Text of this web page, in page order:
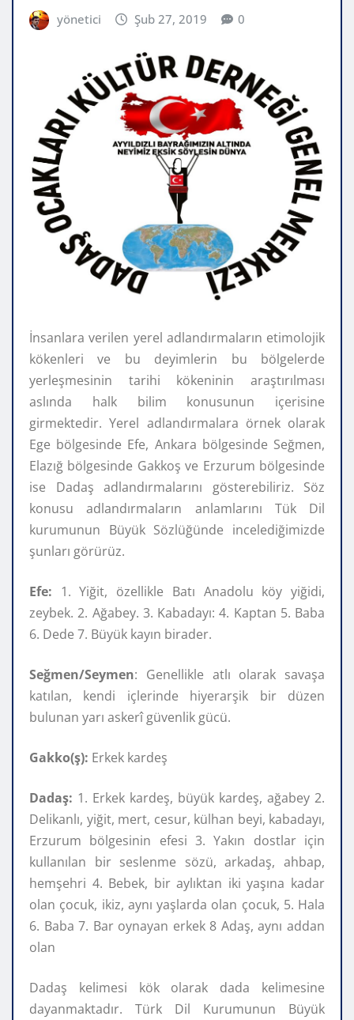
yönetici Şub 27, 2019 0
İnsanlara verilen yerel adlandırmaların etimolojik
kökenleri ve bu deyimlerin bu bölgelerde
yerleşmesinin tarihi kökeninin araştırılması
aslında halk bilim konusunun içerisine
girmektedir. Yerel adlandırmalara örnek olarak
Ege bölgesinde Efe, Ankara bölgesinde Seğmen,
Elazığ bölgesinde Gakkoş ve Erzurum bölgesinde
ise Dadaş adlandırmalarını gösterebiliriz. Söz
konusu adlandırmaların anlamlarını Tük Dil
kurumunun Büyük Sözlüğünde incelediğimizde
şunları görürüz.
Efe: 1. Yiğit, özellikle Batı Anadolu köy yiğidi,
zeybek. 2. Ağabey. 3. Kabadayı: 4. Kaptan 5. Baba
6. Dede 7. Büyük kayın birader.
Seğmen/Seymen: Genellikle atlı olarak savaşa
katılan, kendi içlerinde hiyerarşik bir düzen
bulunan yarı askerî güvenlik gücü.
Gakko(ş): Erkek kardeş
Dadaş: 1. Erkek kardeş, büyük kardeş, ağabey 2.
Delikanlı, yiğit, mert, cesur, külhan beyi, kabadayı,
Erzurum bölgesinin efesi 3. Yakın dostlar için
kullanılan bir seslenme sözü, arkadaş, ahbap,
hemşehri 4. Bebek, bir aylıktan iki yaşına kadar
olan çocuk, ikiz, aynı yaşlarda olan çocuk, 5. Hala
6. Baba 7. Bar oynayan erkek 8 Adaş, aynı addan
olan
Dadaş kelimesi kök olarak dada kelimesine
dayanmaktadır. Türk Dil Kurumunun Büyük